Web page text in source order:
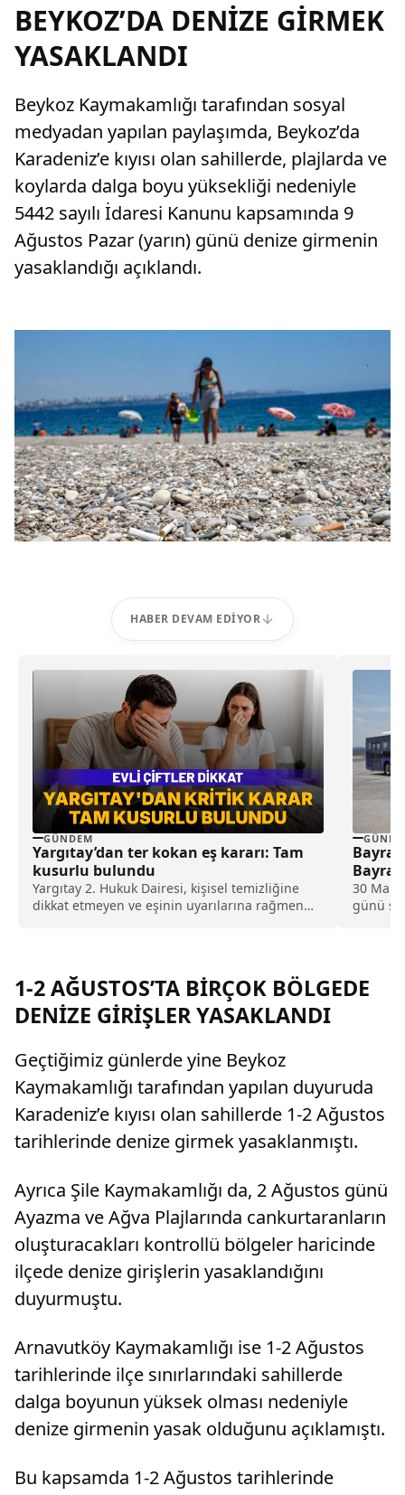
BEYKOZ’DA DENİZE GİRMEK
YASAKLANDI
Beykoz Kaymakamlığı tarafından sosyal
medyadan yapılan paylaşımda, Beykoz’da
Karadeniz’e kıyısı olan sahillerde, plajlarda ve
koylarda dalga boyu yüksekliği nedeniyle
5442 sayılı İdaresi Kanunu kapsamında 9
Ağustos Pazar (yarın) günü denize girmenin
yasaklandığı açıklandı.
HABER DEVAM EDIYOR
GÜNDEM
Yargıtay’dan ter kokan eş kararı: Tam
kusurlu bulundu
Yargıtay 2. Hukuk Dairesi, kişisel temizliğine
dikkat etmeyen ve eşinin uyarılarına rağmen
lira tazminat ödemesine karar verildi.
30 Mart
günü
1-2 AĞUSTOS’TA BİRÇOK BÖLGEDE
DENİZE GİRİŞLER YASAKLANDI
Geçtiğimiz günlerde yine Beykoz
Kaymakamlığı tarafından yapılan duyuruda
Karadeniz’e kıyısı olan sahillerde 1-2 Ağustos
tarihlerinde denize girmek yasaklanmıştı.
Ayrıca Şile Kaymakamlığı da, 2 Ağustos günü
Ayazma ve Ağva Plajlarında cankurtaranların
oluşturacakları kontrollü bölgeler haricinde
ilçede denize girişlerin yasaklandığını
duyurmuştu.
Arnavutköy Kaymakamlığı ise 1-2 Ağustos
tarihlerinde ilçe sınırlarındaki sahillerde
dalga boyunun yüksek olması nedeniyle
denize girmenin yasak olduğunu açıklamıştı.
Bu kapsamda 1-2 Ağustos tarihlerinde